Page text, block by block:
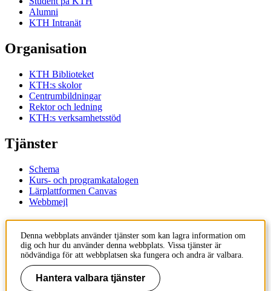
Alumni
KTH Intranät
Organisation
KTH Biblioteket
KTH:s skolor
Centrumbildningar
Rektor och ledning
KTH:s verksamhetsstöd
Tjänster
Schema
Kurs- och programkatalogen
Lärplattformen Canvas
Webbmejl
Kontakt
KTH
100 44 Stockholm
+46 8 790 60 00
Denna webbplats använder tjänster som kan lagra information om
dig och hur du använder denna webbplats. Vissa tjänster är
nödvändiga för att webbplatsen ska fungera och andra är valbara.
Hantera valbara tjänster